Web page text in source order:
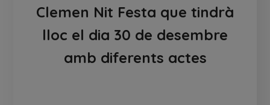
Clemen Nit Festa que tindrà
lloc el dia 30 de desembre
amb diferents actes